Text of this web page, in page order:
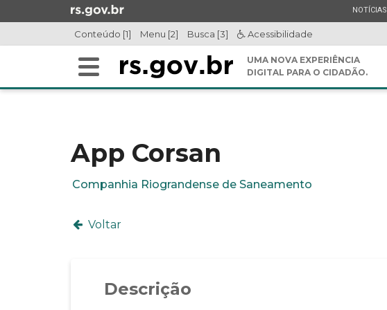
para
para
ESTADO
NOTÍCIAS
Conteúdo [1] Menu [2] Busca [3] Acessibilidade
Alterna
UMA NOVA EXPERIÊNCIA
DIGITAL PARA O CIDADÃO.
App Corsan
Companhia Riograndense de Saneamento
Voltar
Descrição